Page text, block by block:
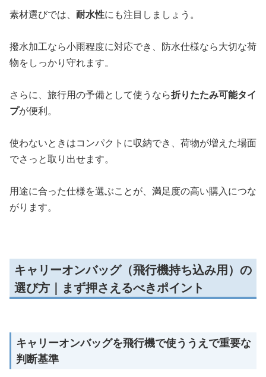
素材選びでは、 耐水性にも注目しましょう。
撥水加工なら小雨程度に対応でき、防水仕様なら大切な荷
物をしっかり守れます。
さらに、旅行用の予備として使うなら折りたたみ可能タイ
プが便利。
使わないときはコンパクトに収納でき、荷物が増えた場面
でさっと取り出せます。
用途に合った仕様を選ぶことが、満足度の高い購入につな
がります。
キャリーオンバッグ（飛行機持ち込み用）の
選び方｜まず押さえるべきポイント
キャリーオンバッグを飛行機で使ううえで重要な
判断基準